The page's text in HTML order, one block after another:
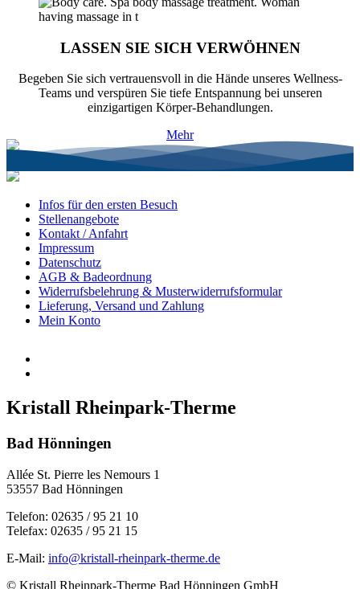
LASSEN SIE SICH VERWÖHNEN
Begeben Sie sich vertrauensvoll in die Hände unseres Wellness-
Teams und verspüren Sie tiefe Entspannung bei unseren
einzigartigen Körper-Behandlungen.
Mehr
Infos für den ersten Besuch
Stellenangebote
Kontakt / Anfahrt
Impressum
Datenschutz
AGB & Badeordnung
Widerrufsbelehrung & Musterwiderrufsformular
Lieferung, Versand und Zahlung
Mein Konto
Kristall Rheinpark-Therme
Bad Hönningen
Allée St. Pierre les Nemours 1
53557 Bad Hönningen
Telefon: 02635 / 95 21 10
Telefax: 02635 / 95 21 15
E-Mail: info@kristall-rheinpark-therme.de
© Kristall Rheinpark-Therme Bad Hönningen GmbH